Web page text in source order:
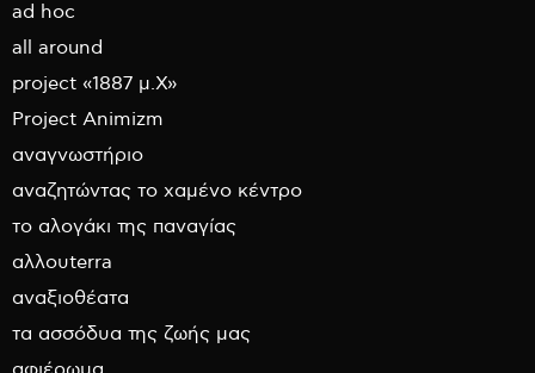
ad hoc
all around
project «1887 μ.Χ»
Project Animizm
αναγνωστήριο
αναζητώντας το χαμένο κέντρο
το αλογάκι της παναγίας
αλλουterra
αναξιοθέατα
τα ασσόδυα της ζωής μας